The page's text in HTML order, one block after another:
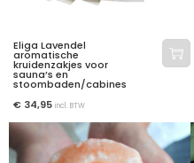
Eliga Lavendel
aromatische
kruidenzakjes voor
sauna’s en
stoombaden/cabines
€ 34,95 incl. BTW